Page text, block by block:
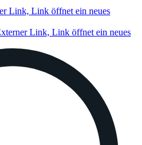
Link, Link öffnet ein neues
Link, Link öffnet ein neues